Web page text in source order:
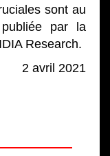
sont au
publiée par la
Research.
2 avril 2021